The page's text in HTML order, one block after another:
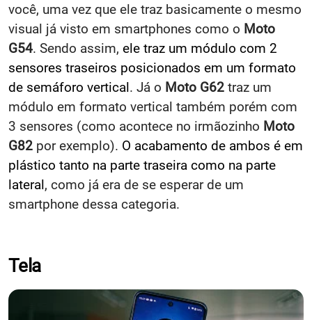
você, uma vez que ele traz basicamente o mesmo
visual já visto em smartphones como o Moto
G54. Sendo assim, ele traz um módulo com 2
sensores traseiros posicionados em um formato
de semáforo vertical. Já o Moto G62 traz um
módulo em formato vertical também porém com
3 sensores (como acontece no irmãozinho Moto
G82 por exemplo). O acabamento de ambos é em
plástico tanto na parte traseira como na parte
lateral, como já era de se esperar de um
smartphone dessa categoria.
Tela